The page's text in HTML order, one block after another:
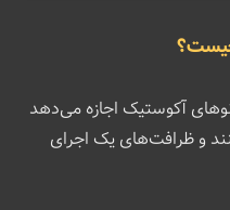
آکوستیک اجازه می‌دهد
و ظرافت‌های یک اجرای